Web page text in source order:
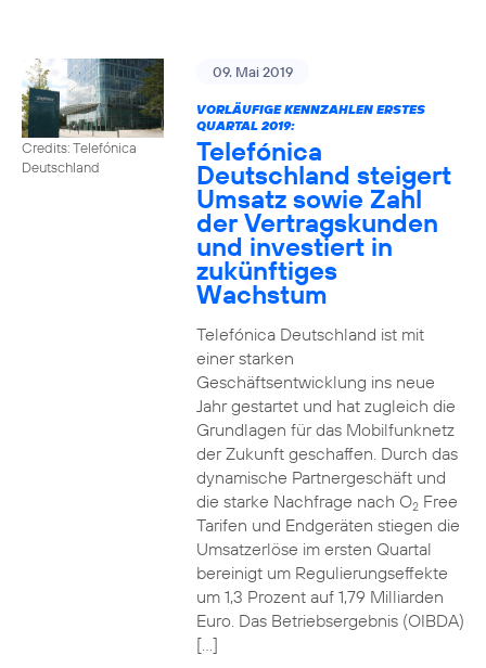
Credits: Telefónica
Deutschland
09. Mai 2019
VORLÄUFIGE KENNZAHLEN ERSTES
QUARTAL 2019:
Telefónica
Deutschland steigert
Umsatz sowie Zahl
der Vertragskunden
und investiert in
zukünftiges
Wachstum
Telefónica Deutschland ist mit
einer starken
Geschäftsentwicklung ins neue
Jahr gestartet und hat zugleich die
Grundlagen für das Mobilfunknetz
der Zukunft geschaffen. Durch das
dynamische Partnergeschäft und
die starke Nachfrage nach O2Free
Tarifen und Endgeräten stiegen die
Umsatzerlöse im ersten Quartal
bereinigt um Regulierungseffekte
um 1,3 Prozent auf 1,79 Milliarden
Euro. Das Betriebsergebnis (OIBDA)
[…]